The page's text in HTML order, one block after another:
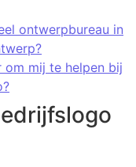
ontwerpbureau in
om mij te helpen bij